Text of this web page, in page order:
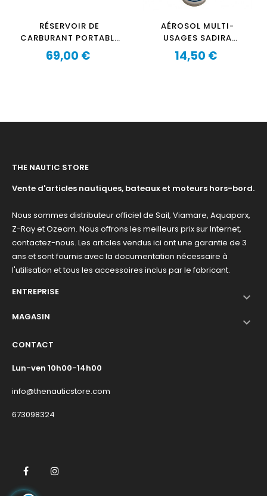
RÉSERVOIR DE
CARBURANT PORTABLE
OZEAM 24 LITRES AVEC
DURITE ET POIRE
Prix
69,00 €
AÉROSOL MULTI-
USAGES SADIRA
CENTAURE 405
Prix
14,50 €
THE NAUTIC STORE
Vente d'articles nautiques, bateaux et moteurs hors-bord.
Nous sommes distributeur officiel de Sail, Viamare, Aquaparx,
Z-Ray et Ozeam. Nous offrons les meilleurs prix sur Internet,
contactez-nous. Les articles vendus ici ont une garantie de 3
ans et sont fournis avec la documentation nécessaire à
l'utilisation et tous les accessoires inclus par le fabricant.
ENTREPRISE

MAGASIN 
CONTACT
Lun-ven 10h00-14h00
info@thenauticstore.com
673098324
Facebook